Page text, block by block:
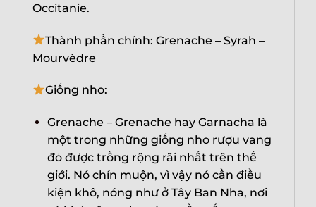
Occitanie.
Thành phần chính: Grenache – Syrah –
Mourvèdre
Giống nho:
Grenache – Grenache hay Garnacha là
một trong những giống nho rượu vang
đỏ được trồng rộng rãi nhất trên thế
giới. Nó chín muộn, vì vậy nó cần điều
kiện khô, nóng như ở Tây Ban Nha, nơi